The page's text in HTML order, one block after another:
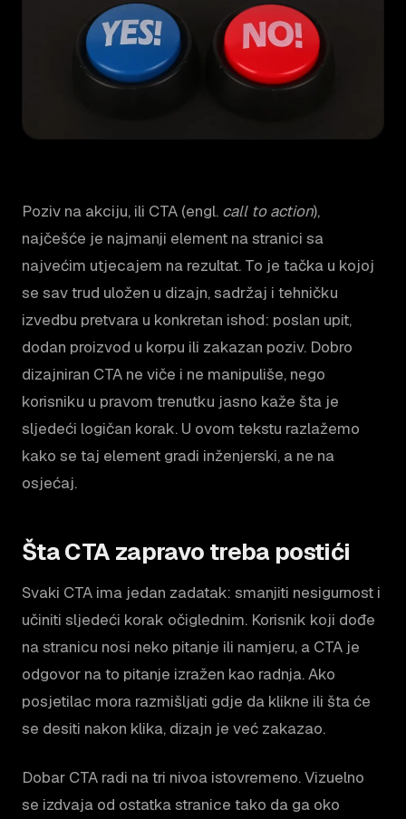
Poziv na akciju, ili CTA (engl. call to action),
najčešće je najmanji element na stranici sa
najvećim utjecajem na rezultat. To je tačka u kojoj
se sav trud uložen u dizajn, sadržaj i tehničku
izvedbu pretvara u konkretan ishod: poslan upit,
dodan proizvod u korpu ili zakazan poziv. Dobro
dizajniran CTA ne viče i ne manipuliše, nego
korisniku u pravom trenutku jasno kaže šta je
sljedeći logičan korak. U ovom tekstu razlažemo
kako se taj element gradi inženjerski, a ne na
osjećaj.
Šta CTA zapravo treba postići
Svaki CTA ima jedan zadatak: smanjiti nesigurnost i
učiniti sljedeći korak očiglednim. Korisnik koji dođe
na stranicu nosi neko pitanje ili namjeru, a CTA je
odgovor na to pitanje izražen kao radnja. Ako
posjetilac mora razmišljati gdje da klikne ili šta će
se desiti nakon klika, dizajn je već zakazao.
Dobar CTA radi na tri nivoa istovremeno. Vizuelno
se izdvaja od ostatka stranice tako da ga oko